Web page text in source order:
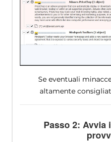
Se eventuali
altamente
Passo 2: Avvia